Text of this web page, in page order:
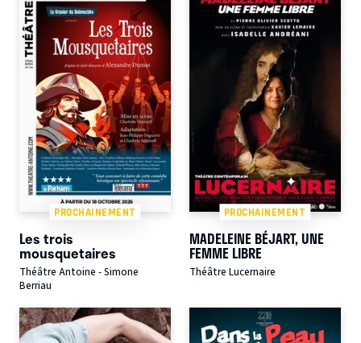
PROCHAINEMENT
Les trois
mousquetaires
Théâtre Antoine - Simone
Berriau
PROCHAINEMENT
MADELEINE BÉJART, UNE
FEMME LIBRE
Théâtre Lucernaire